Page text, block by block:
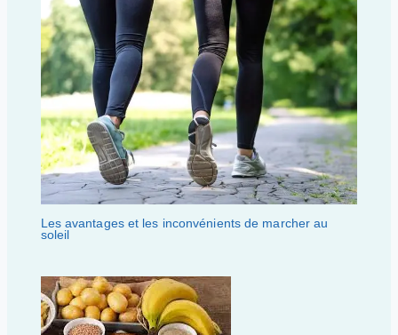
Les avantages et les inconvénients de marcher au
soleil